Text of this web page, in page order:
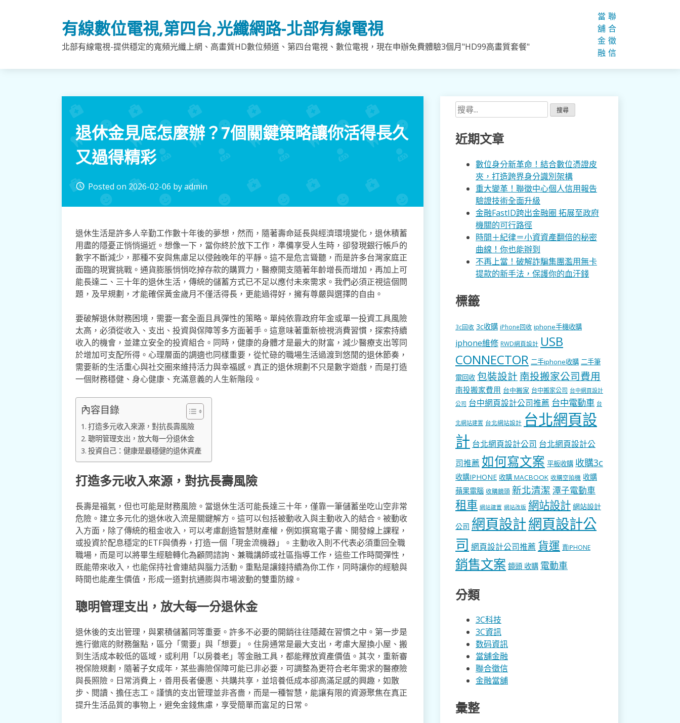
有線數位電視,第四台,光纖網路-北部有線電視
北部有線電視-提供穩定的寬頻光纖上網、高畫質HD數位頻道、第四台電視、數位電視，現在申辦免費體驗3個月"HD99高畫質套餐"
當
舖
金
融
聯
合
徵
信
退休金見底怎麼辦？7個關鍵策略讓你活得長久
又過得精彩
access_time Posted on2026-02-06 byadmin
退休生活是許多人辛勤工作數十年後的夢想，然而，隨著壽命延長與經濟環境變化，退休積蓄
用盡的隱憂正悄悄逼近。想像一下，當你終於放下工作，準備享受人生時，卻發現銀行帳戶的
數字不斷減少，那種不安與焦慮足以侵蝕晚年的平靜。這不是危言聳聽，而是許多台灣家庭正
面臨的現實挑戰。通貨膨脹悄悄吃掉存款的購買力，醫療開支隨著年齡增長而增加，再加上可
能長達二、三十年的退休生活，傳統的儲蓄方式已不足以應付未來需求。我們必須正視這個問
題，及早規劃，才能確保黃金歲月不僅活得長，更能過得好，擁有尊嚴與選擇的自由。
要破解退休財務困境，需要一套全面且具彈性的策略。單純依靠政府年金或單一投資工具風險
太高，必須從收入、支出、投資與保障等多方面著手。這意味著重新檢視消費習慣，探索持續
收入的機會，並建立安全的投資組合。同時，健康的身體才是最大的財富，減少醫療支出等同
於增加可支配所得。心理層面的調適也同樣重要，從忙碌的職場生活過渡到悠閒的退休節奏，
需要新的生活重心與社交圈來維持活力與幸福感。真正的退休規劃不只是數字遊戲，而是打造
一個財務穩健、身心健康、充滿意義的人生新階段。
內容目錄
打造多元收入來源，對抗長壽風險
聰明管理支出，放大每一分退休金
投資自己：健康是最穩健的退休資產
打造多元收入來源，對抗長壽風險
長壽是福氣，但也可能是財務風險。當退休生活可能長達三十年，僅靠一筆儲蓄坐吃山空非常
危險。建立多元化的退休收入流是關鍵解方。這可以包括被動收入與主動收入的結合。被動收
入方面，除了傳統的租金收入，可以考慮創造智慧財產權，例如撰寫電子書、開發線上課程，
或投資於配息穩定的ETF與債券，打造一個「現金流機器」。主動收入則不代表必須重回全職
職場，而是可以將畢生經驗轉化為顧問諮詢、兼職講師或社區指導工作，這些工作時間彈性，
既能帶來收入，也能保持社會連結與腦力活動。重點是讓錢持續為你工作，同時讓你的經驗與
時間也能產生價值，形成一道對抗通膨與市場波動的雙重防線。
聰明管理支出，放大每一分退休金
退休後的支出管理，與累積儲蓄同等重要。許多不必要的開銷往往隱藏在習慣之中。第一步是
進行徹底的財務盤點，區分「需要」與「想要」。住房通常是最大支出，考慮大屋換小屋、搬
到生活成本較低的區域，或利用「以房養老」等金融工具，都能釋放資產價值。其次，重新審
視保險規劃，隨著子女成年，某些壽險保障可能已非必要，可調整為更符合老年需求的醫療險
與長照險。日常消費上，善用長者優惠、共購共享，並培養低成本卻高滿足感的興趣，如散
步、閱讀、擔任志工。謹慎的支出管理並非吝嗇，而是一種智慧，能讓有限的資源聚焦在真正
提升生活品質的事物上，避免金錢焦慮，享受簡單而富足的日常。
搜
尋
關
鍵
近期文章
數位身分新革命！結合數位憑證皮
夾，打造跨界身分識別架構
重大變革！聯徵中心個人信用報告
驗證技術全面升級
金融FastID跨出金融圈 拓展至政府
機關的可行路徑
時間＋紀律＝小資資產翻倍的秘密
曲線！你也能辦到
不再上當！破解詐騙集團濫用無卡
提款的新手法，保護你的血汗錢
標籤
3c回收 3c收購 iPhone回收 iphone手機收購
iphone維修 RWD網頁設計 USB
CONNECTOR 二手iphone收購 二手筆
電回收 包裝設計 南投搬家公司費用
南投搬家費用 台中搬家 台中搬家公司 台中網頁設計
公司 台中網頁設計公司推薦 台中電動車 台
北網站建置 台北網站設計 台北網頁設
計 台北網頁設計公司 台北網頁設計公
司推薦 如何寫文案 平板收購 收購3c
收購IPHONE 收購 MACBOOK 收購空拍機 收購
蘋果電腦 收購鏡頭 新北清潔 潭子電動車
租車 網站建置 網站改版 網站設計 網站設計
公司 網頁設計網頁設計公
司 網頁設計公司推薦 貨運 賣IPHONE
銷售文案 鏡頭 收購 電動車
分類
3C科技
3C資訊
数码資訊
當舖金融
聯合徵信
金融當舖
彙整